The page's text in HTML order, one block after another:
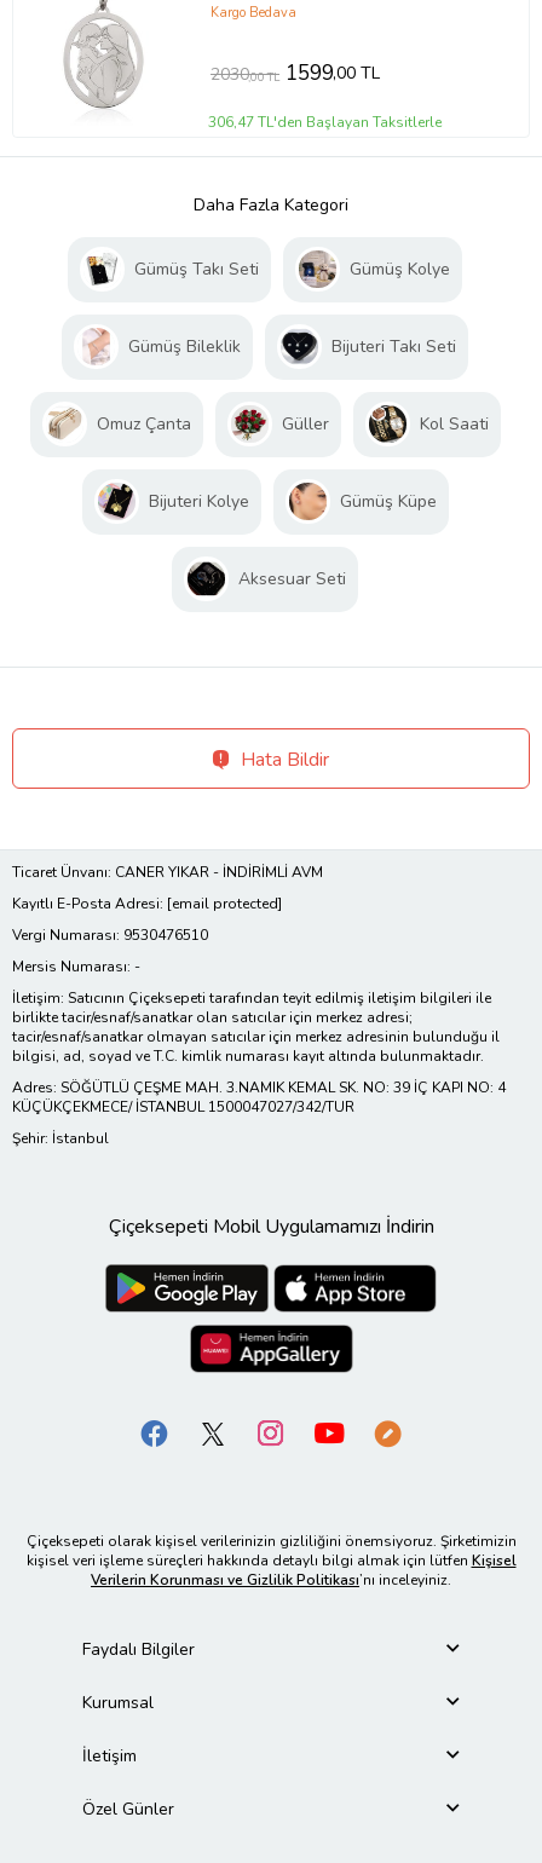
Kargo Bedava
2030,00 TL 1599,00 TL
306,47 TL'den Başlayan Taksitlerle
Daha Fazla Kategori
Gümüş Takı Seti Gümüş Kolye
Gümüş Bileklik Bijuteri Takı Seti
Omuz Çanta Güller Kol Saati
Bijuteri Kolye Gümüş Küpe
Aksesuar Seti
Hata Bildir
Ticaret Ünvanı: CANER YIKAR - İNDİRİMLİ AVM
Kayıtlı E-Posta Adresi: [email protected]
Vergi Numarası: 9530476510
Mersis Numarası: -
İletişim: Satıcının Çiçeksepeti tarafından teyit edilmiş iletişim bilgileri ile
birlikte tacir/esnaf/sanatkar olan satıcılar için merkez adresi;
tacir/esnaf/sanatkar olmayan satıcılar için merkez adresinin bulunduğu il
bilgisi, ad, soyad ve T.C. kimlik numarası kayıt altında bulunmaktadır.
Adres: SÖĞÜTLÜ ÇEŞME MAH. 3.NAMIK KEMAL SK. NO: 39 İÇ KAPI NO: 4
KÜÇÜKÇEKMECE/ İSTANBUL 1500047027/342/TUR
Şehir: İstanbul
Çiçeksepeti Mobil Uygulamamızı İndirin
Çiçeksepeti olarak kişisel verilerinizin gizliliğini önemsiyoruz. Şirketimizin
kişisel veri işleme süreçleri hakkında detaylı bilgi almak için lütfen Kişisel
Verilerin Korunması ve Gizlilik Politikası’nı inceleyiniz.
Faydalı Bilgiler
Kurumsal
İletişim
Özel Günler